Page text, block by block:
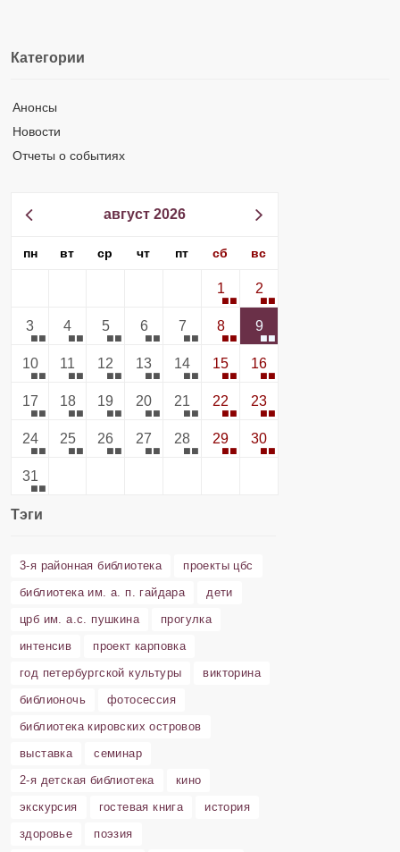
Категории
Анонсы
Новости
Отчеты о событиях
август 2026
пн вт ср чт пт сб вс
1 2
3 4 5 6 7 8 9
10 11 12 13 14 15 16
17 18 19 20 21 22 23
24 25 26 27 28 29 30
31
Тэги
3-я районная библиотека
проекты цбс
библиотека им. а. п. гайдара
дети
црб им. а.с. пушкина
прогулка
интенсив
проект карповка
год петербургской культуры
викторина
библионочь
фотосессия
библиотека кировских островов
выставка
семинар
2-я детская библиотека
кино
экскурсия
гостевая книга
история
здоровье
поэзия